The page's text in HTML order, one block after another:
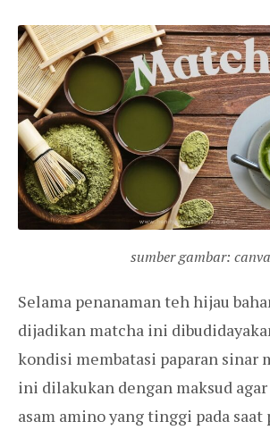
sumber gambar: canva
Selama penanaman teh hijau
dijadikan matcha ini
kondisi membatasi paparan sinar
ini dilakukan dengan maksud
asam amino yang tinggi pada saat